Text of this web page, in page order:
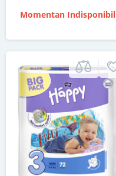
Momentan Indisponibil